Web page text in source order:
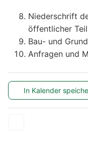
Niederschrift
öffentlicher
Bau- und
Anfragen und
In Kalender